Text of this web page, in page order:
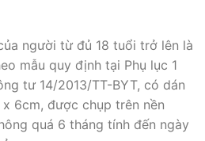
người từ đủ 18 tuổi trở lên là
mẫu quy định tại Phụ lục 1
tư 14/2013/TT-BYT, có dán
6cm, được chụp trên nền
quá 6 tháng tính đến ngày